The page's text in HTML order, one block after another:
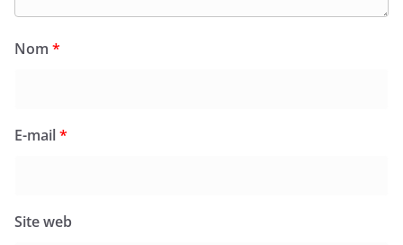
Nom *
E-mail*
Site web